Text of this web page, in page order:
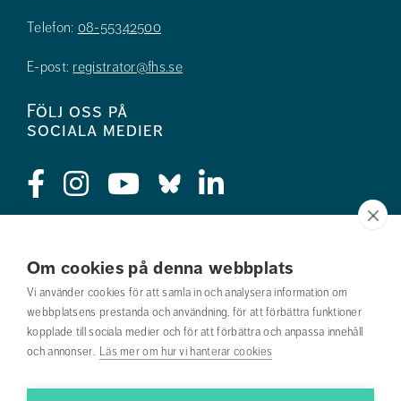
Om cookies på denna webbplats
Vi använder cookies för att samla in och analysera information om
webbplatsens prestanda och användning, för att förbättra funktioner
kopplade till sociala medier och för att förbättra och anpassa innehåll
och annonser. Läs mer om hur vi hanterar cookies
Telefon: 08-55342500
E-post: registrator@fhs.se
Följ oss på
sociala medier
Jobba hos oss
Nyhetsbrev
Om webbplatsen